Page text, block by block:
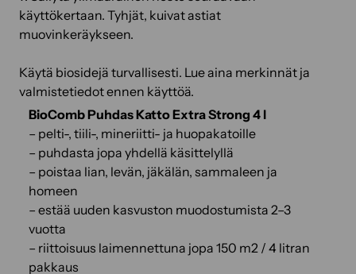
käyttökertaan. Tyhjät, kuivat astiat
muovinkeräykseen.
Käytä biosidejä turvallisesti. Lue aina merkinnät ja
valmistetiedot ennen käyttöä.
BioComb Puhdas Katto Extra Strong 4 l
– pelti-, tiili-, mineriitti- ja huopakatoille
– puhdasta jopa yhdellä käsittelyllä
– poistaa lian, levän, jäkälän, sammaleen ja
homeen
– estää uuden kasvuston muodostumista 2–3
vuotta
– riittoisuus laimennettuna jopa 150 m2 / 4 litran
pakkaus